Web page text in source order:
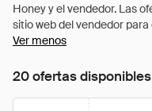
Ver menos
20 ofertas disponibles